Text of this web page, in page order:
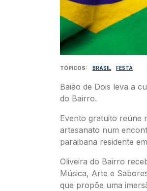
TÓPICOS BRASIL FESTA
Baião de Dois leva a
do Bairro.
Evento gratuito reúne
artesanato num
paraibana residente
Oliveira do Bairro
Música, Arte e
que propõe uma